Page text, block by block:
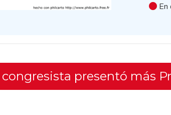
En
presentó más